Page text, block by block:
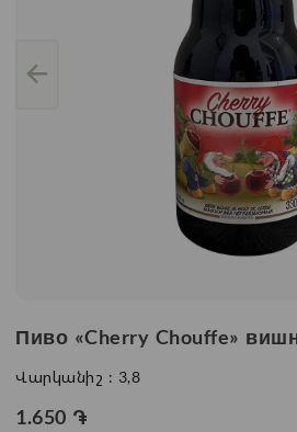
Пиво «Cherry Chouffe»
Վարկանիշ : 3,8
1.650 ֏